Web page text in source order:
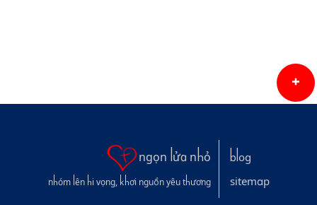
ngọn lửa nhỏ
nhóm lên hi vọng, khơi nguồn yêu thương
blog
sitemap